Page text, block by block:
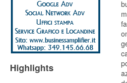
Highlights